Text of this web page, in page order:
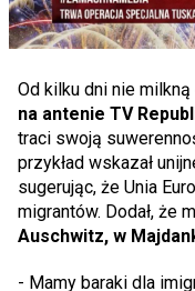
Od kilku dni nie
na antenie TV
traci swoją
przykład wskazał
sugerując, że Unia
migrantów. Dodał, że
Auschwitz, w
- Mamy baraki dla